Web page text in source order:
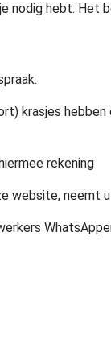
nodig hebt.
krasjes
rekening
website, neemt